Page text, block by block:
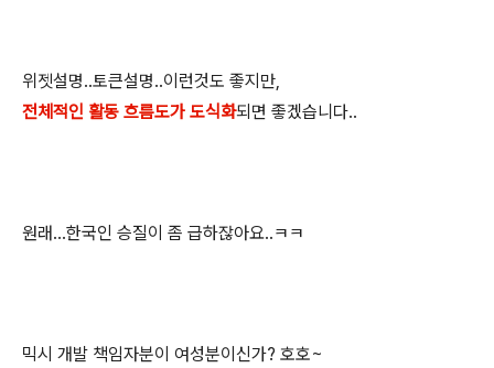
위젯설명..토큰설명..이런것도 좋지만,
전체적인 활동 흐름도가 도식화되면 좋겠습니다..
원래...한국인 승질이 좀 급하잖아요..ㅋㅋ
믹시 개발 책임자분이 여성분이신가? 호호~